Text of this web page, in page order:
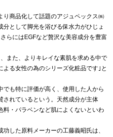
り商品化して話題のアジュペックス㈱
として脚光を浴びる保水力がひじょ
らにはEGFなど贅沢な美容成分を豊富
また、よりキレイな素肌を求める中で
る女性の為のシリーズ化粧品です｣と
も特に評価が高く、使用した人から
されているという。天然成分が主体
料・パラベンなど肌によくないといわ
した原料メーカーの工藤義昭氏は、